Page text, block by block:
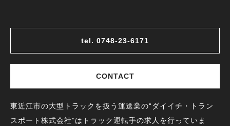
tel. 0748-23-6171
CONTACT
東近江市の大型トラックを扱う運送業の“ダイイチ・トラン
スポート株式会社”はトラック運転手の求人を行っていま